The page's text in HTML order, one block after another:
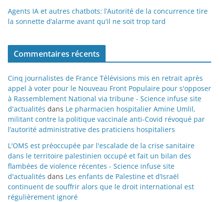
Agents IA et autres chatbots: l’Autorité de la concurrence tire
la sonnette d’alarme avant qu’il ne soit trop tard
Commentaires récents
Cinq journalistes de France Télévisions mis en retrait après
appel à voter pour le Nouveau Front Populaire pour s'opposer
à Rassemblement National via tribune - Science infuse site
d'actualités dans Le pharmacien hospitalier Amine Umlil,
militant contre la politique vaccinale anti-Covid révoqué par
l’autorité administrative des praticiens hospitaliers
L'OMS est préoccupée par l'escalade de la crise sanitaire
dans le territoire palestinien occupé et fait un bilan des
flambées de violence récentes - Science infuse site
d'actualités dans Les enfants de Palestine et d’Israël
continuent de souffrir alors que le droit international est
régulièrement ignoré